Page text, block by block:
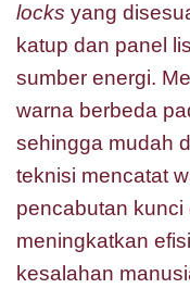
locks yang
katup dan panel
sumber energi.
warna berbeda
sehingga mudah
teknisi mencatat
pencabutan kunci
meningkatkan
kesalahan